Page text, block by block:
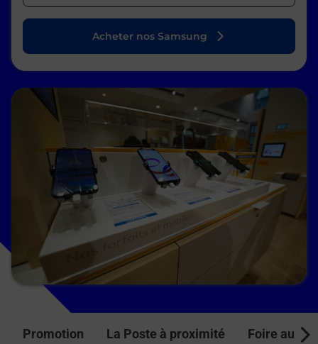
Acheter nos Samsung
Promotion La Poste à proximité Foire aux